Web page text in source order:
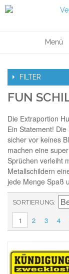
Menü
FILTER
FUN
Die Extraportion
Ein Statement!
sicher vor keines
machen eine
Sprüchen verleiht
Metallschildern
jede Menge Spaß
SORTIERUNG
1 2 3 4